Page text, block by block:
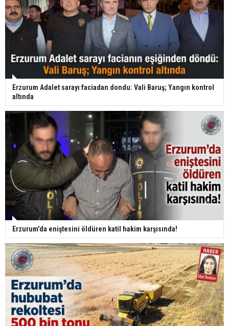
Erzurum Adalet sarayı faciadan dondu: Vali Baruş; Yangın kontrol
altında
Erzurum'da eniştesini öldüren katil hakim karşısında!